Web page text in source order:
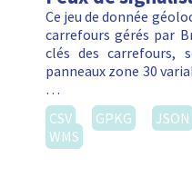
Ce jeu de donnée
carrefours gérés par
clés des carrefours,
panneaux zone 30
…
CSV
GPKG JSON
WMS